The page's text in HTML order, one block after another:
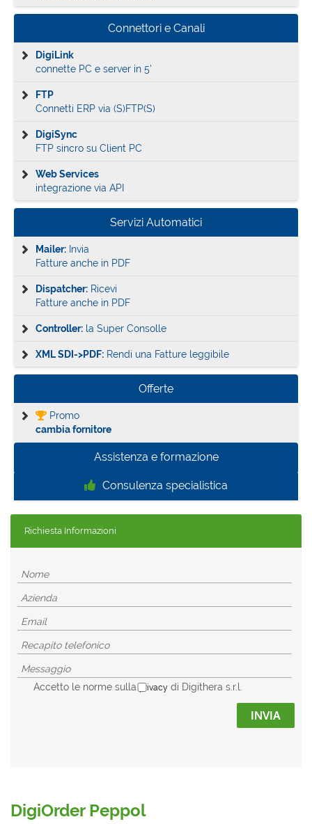
Connettori e Canali
DigiLink
connette PC e server in 5'
FTP
Connetti ERP via (S)FTP(S)
DigiSync
FTP sincro su Client PC
Web Services
integrazione via API
Servizi Automatici
Mailer: Invia
Fatture anche in PDF
Dispatcher: Ricevi
Fatture anche in PDF
Controller: la Super Consolle
XML SDI->PDF: Rendi una Fatture leggibile
Offerte
Promo
cambia fornitore
Assistenza e formazione
Consulenza specialistica
Richiesta Informazioni
Accetto le norme sulla privacy di Digithera s.r.l.
INVIA
DigiOrder Peppol